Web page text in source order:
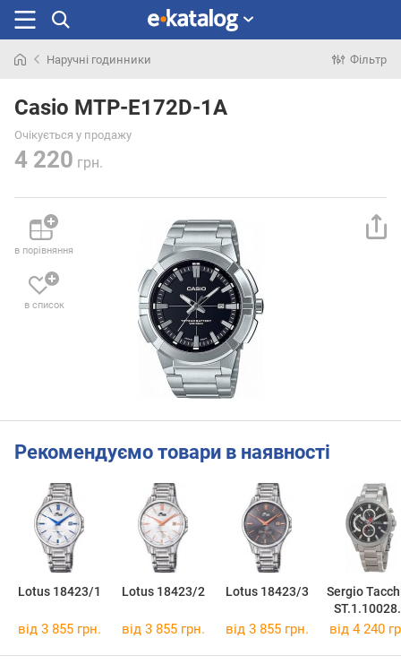
раніше
Наручні годинники Фільтр
Casio MTP-E172D-1A
Очікується у продажу
4 220 грн.
в порівняння
в список
Рекомендуємо товари в наявності
Lotus 18423/1 Lotus 18423/2 Lotus 18423/3
Sergio
від 3 855 грн. від 3 855 грн. від 3 855 грн. від 4 240